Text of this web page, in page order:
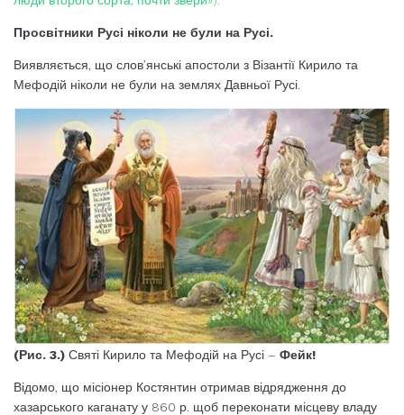
Просвітники Русі ніколи не були на Русі.
Виявляється, що слов’янські апостоли з Візантії Кирило та
Мефодій ніколи не були на землях Давньої Русі.
(Рис. 3.) Святі Кирило та Мефодій на Русі – Фейк!
Відомо, що місіонер Костянтин отримав відрядження до
хазарського каганату у 860 р. щоб переконати місцеву владу